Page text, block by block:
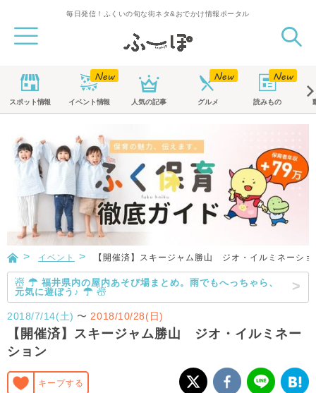
毎日発信！ふくいの旬な街ネタ&おでかけ情報ポータル
スポット情報 イベント情報 人気の記事 グルメ 読みもの
イベント 【開催済】スキージャム勝山 ジオ・イルミネーショ
☃ ☂ 福井県内の屋内あそび場まとめ。雨でもへっちゃら、
元気に遊ぼう♪ ☂ ☃
2018/7/14(土) 〜 2018/10/28(日)
【開催済】スキージャム勝山 ジオ・イルミネー
ション
キープする